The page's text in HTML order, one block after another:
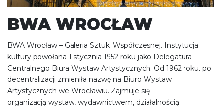
BWA WROCŁAW
BWA Wrocław – Galeria Sztuki Współczesnej. Instytucja
kultury powołana 1 stycznia 1952 roku jako Delegatura
Centralnego Biura Wystaw Artystycznych. Od 1962 roku, po
decentralizacji zmieniła nazwę na Biuro Wystaw
Artystycznych we Wrocławiu. Zajmuje się
organizacją wystaw, wydawnictwem, działalnością